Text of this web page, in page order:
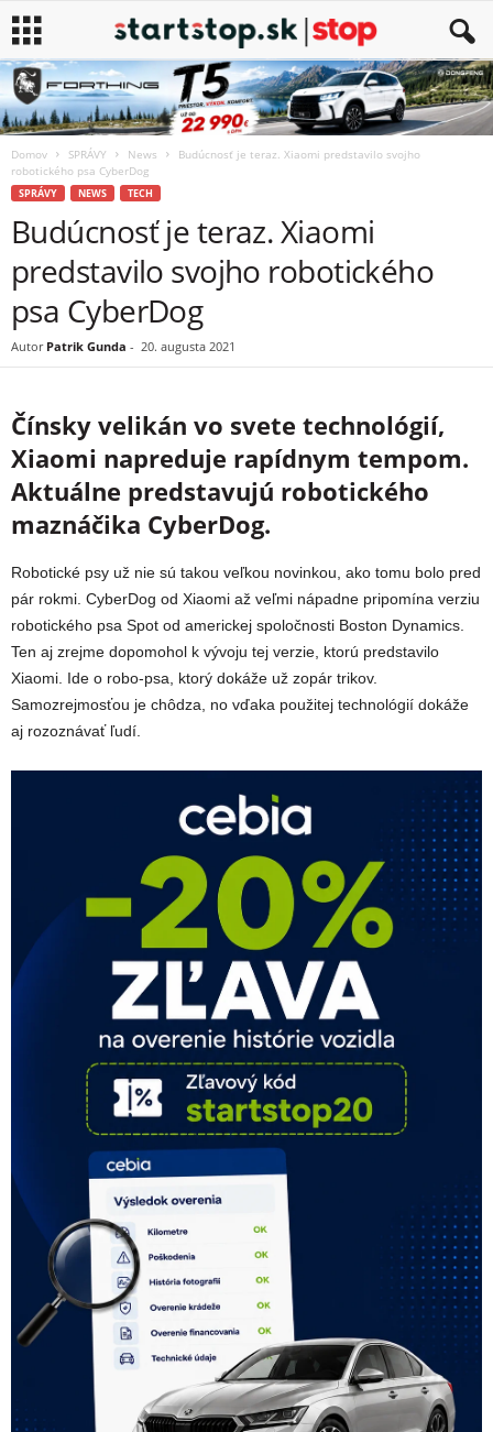
Domov SPRÁVY News
Budúcnosť je teraz. Xiaomi predstavilo svojho
robotického psa CyberDog
SPRÁVY NEWS TECH
Budúcnosť je teraz. Xiaomi
predstavilo svojho robotického
psa CyberDog
Autor Patrik Gunda - 20. augusta 2021
Čínsky velikán vo svete technológií,
Xiaomi napreduje rapídnym tempom.
Aktuálne predstavujú robotického
maznáčika CyberDog.
Robotické psy už nie sú takou veľkou novinkou, ako tomu bolo pred
pár rokmi. CyberDog od Xiaomi až veľmi nápadne pripomína verziu
robotického psa Spot od americkej spoločnosti Boston Dynamics.
Ten aj zrejme dopomohol k vývoju tej verzie, ktorú predstavilo
Xiaomi. Ide o robo-psa, ktorý dokáže už zopár trikov.
Samozrejmosťou je chôdza, no vďaka použitej technológií dokáže
aj rozoznávať ľudí.